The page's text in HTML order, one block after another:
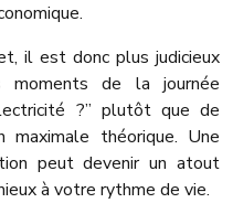
il est donc plus judicieux
de la journée
?” plutôt que de
maximale théorique. Une
peut devenir un atout
à votre rythme de vie.